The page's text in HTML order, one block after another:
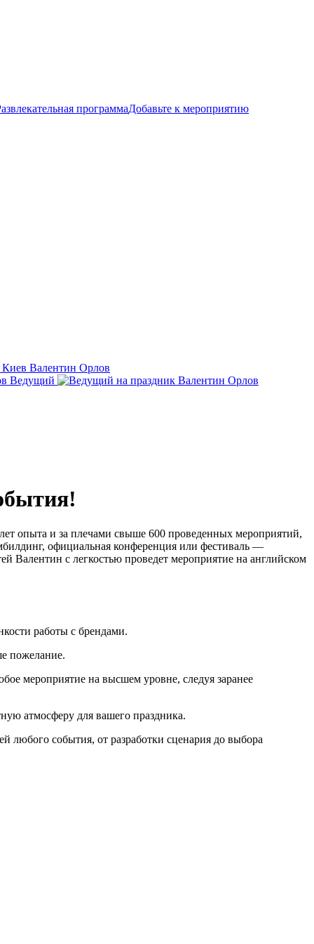
программаДобавьте к мероприятию
опыта и за плечами свыше 600 проведенных мероприятий,
официальная конференция или фестиваль —
Валентин с легкостью проведет мероприятие на английском
работы с брендами.
пожелание.
мероприятие на высшем уровне, следуя заранее
атмосферу для вашего праздника.
любого события, от разработки сценария до выбора